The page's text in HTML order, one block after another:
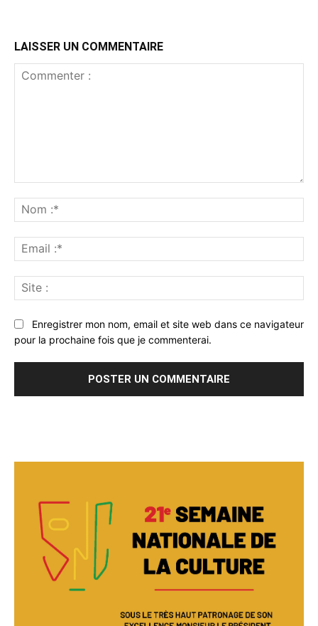
LAISSER UN COMMENTAIRE
:*
:*
:
Enregistrer mon nom, email et site web dans ce navigateur
pour la prochaine fois que je commenterai.